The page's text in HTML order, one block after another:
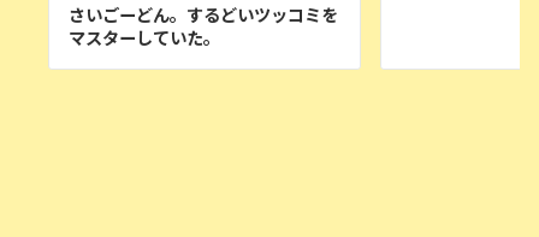
さいごーどん。するどいツッコミを
マスターしていた。